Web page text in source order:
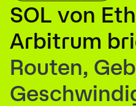
PARK Token
Ressourcen
Unternehmen
SOL von
Arbitrum
Routen,